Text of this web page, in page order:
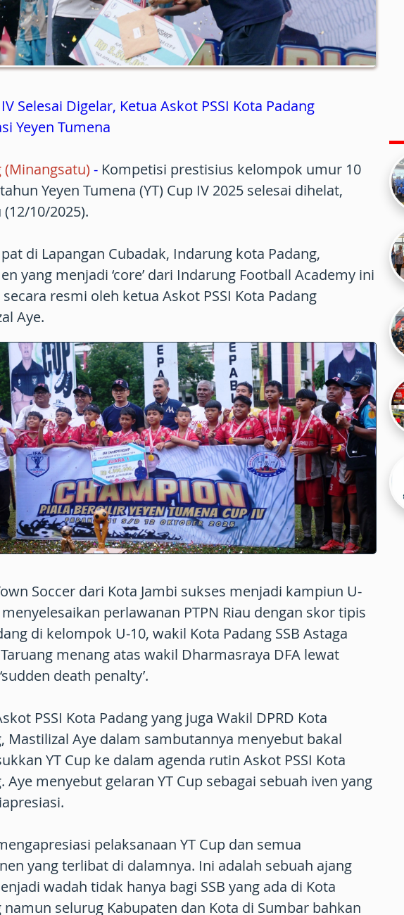
Selesai Digelar, Ketua Askot PSSI Kota Padang
Yeyen Tumena
(Minangsatu) - Kompetisi prestisius kelompok umur 10
Yeyen Tumena (YT) Cup IV 2025 selesai dihelat,
10/2025).
di Lapangan Cubadak, Indarung kota Padang,
yang menjadi ‘core’ dari Indarung Football Academy ini
resmi oleh ketua Askot PSSI Kota Padang
Aye.
Soccer dari Kota Jambi sukses menjadi kampiun U-
perlawanan PTPN Riau dengan skor tipis
di kelompok U-10, wakil Kota Padang SSB Astaga
menang atas wakil Dharmasraya DFA lewat
death penalty’.
PSSI Kota Padang yang juga Wakil DPRD Kota
Mastilizal Aye dalam sambutannya menyebut bakal
YT Cup ke dalam agenda rutin Askot PSSI Kota
Aye menyebut gelaran YT Cup sebagai sebuah iven yang
pelaksanaan YT Cup dan semua
yang terlibat di dalamnya. Ini adalah sebuah ajang
wadah tidak hanya bagi SSB yang ada di Kota
namun selurug Kabupaten dan Kota di Sumbar bahkan